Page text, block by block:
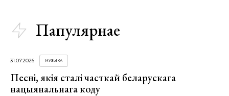
Папулярнае
31.07.2026 МУЗЫКА
Песні, якія сталі часткай беларускага
нацыянальнага коду